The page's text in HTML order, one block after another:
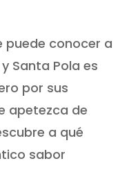
puede conocer a
Santa Pola es
por sus
apetezca de
a qué
sabor